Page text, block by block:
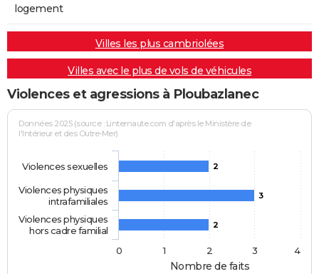
logement
Villes les plus cambriolées
Villes avec le plus de vols de véhicules
Violences et agressions à Ploubazlanec
Nombre de faits
Données 2025 (source : Linternaute.com d'après le Ministère de
l'Intérieur et des Outre-Mer)
2
3
2
Violences sexuelles
Violences physiques
intrafamiliales
Violences physiques
hors cadre familial
0
1 2 3 4